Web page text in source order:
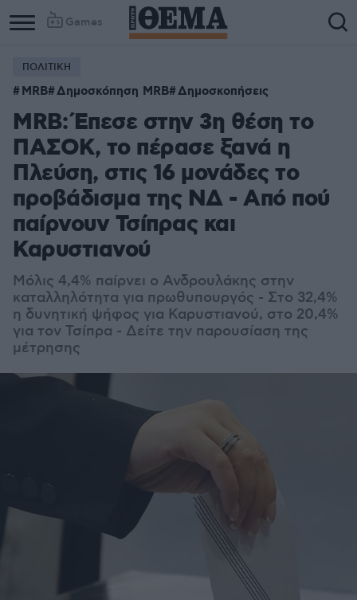
Games
ΠΟΛΙΤΙΚΗ
MRB Δημοσκόπηση MRB Δημοσκοπήσεις
MRB: Έπεσε στην 3η θέση το
ΠΑΣΟΚ, το πέρασε ξανά η
Πλεύση, στις 16 μονάδες το
προβάδισμα της ΝΔ - Από πού
παίρνουν Τσίπρας και
Καρυστιανού
Μόλις 4,4% παίρνει ο Ανδρουλάκης στην
καταλληλότητα για πρωθυπουργός - Στο 32,4%
η δυνητική ψήφος για Καρυστιανού, στο 20,4%
για τον Τσίπρα - Δείτε την παρουσίαση της
μέτρησης